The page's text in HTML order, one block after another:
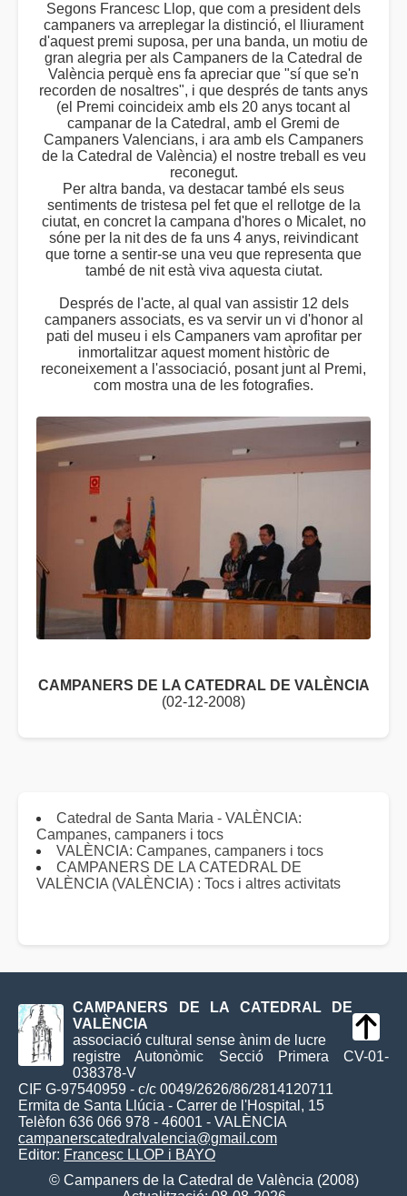
Segons Francesc Llop, que com a president dels
campaners va arreplegar la distinció, el lliurament
d'aquest premi suposa, per una banda, un motiu de
gran alegria per als Campaners de la Catedral de
València perquè ens fa apreciar que "sí que se'n
recorden de nosaltres", i que després de tants anys
(el Premi coincideix amb els 20 anys tocant al
campanar de la Catedral, amb el Gremi de
Campaners Valencians, i ara amb els Campaners
de la Catedral de València) el nostre treball es veu
reconegut.
Per altra banda, va destacar també els seus
sentiments de tristesa pel fet que el rellotge de la
ciutat, en concret la campana d'hores o Micalet, no
sóne per la nit des de fa uns 4 anys, reivindicant
que torne a sentir-se una veu que representa que
també de nit està viva aquesta ciutat.
Després de l'acte, al qual van assistir 12 dels
campaners associats, es va servir un vi d'honor al
pati del museu i els Campaners vam aprofitar per
inmortalitzar aquest moment històric de
reconeixement a l'associació, posant junt al Premi,
com mostra una de les fotografies.
CAMPANERS DE LA CATEDRAL DE VALÈNCIA
(02-12-2008)
Catedral de Santa Maria - VALÈNCIA:
Campanes, campaners i tocs
VALÈNCIA: Campanes, campaners i tocs
CAMPANERS DE LA CATEDRAL DE
VALÈNCIA (VALÈNCIA) : Tocs i altres activitats
CAMPANERS DE LA CATEDRAL DE
VALÈNCIA
associació cultural sense ànim de lucre
registre Autonòmic Secció Primera CV-01-
038378-V
CIF G-97540959 - c/c 0049/2626/86/2814120711
Ermita de Santa Llúcia - Carrer de l'Hospital, 15
Telèfon 636 066 978 - 46001 - VALÈNCIA
campanerscatedralvalencia@gmail.com
Editor: Francesc LLOP i BAYO
© Campaners de la Catedral de València (2008)